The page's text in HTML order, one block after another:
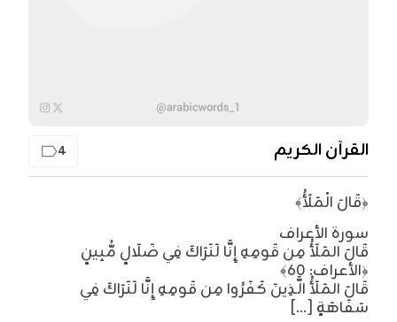
القرآن الكريم 4
﴿قَالَ الْمَلَأُ﴾
سورة الأعراف
قَالَ المَلَأُ مِن قَومِهِ إِنَّا لَنَرَاكَ فِي ضَلَالٍ مُّبِينٍ
قَالَ المَلَأُ الَّذِينَ كَفَرُوا مِن قَومِهِ إِنَّا لَنَرَاكَ فِي
سَفَاهَةٍ [...]